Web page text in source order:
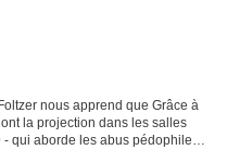
nous apprend que Grâce à
la projection dans les salles
qui aborde les abus pédophiles